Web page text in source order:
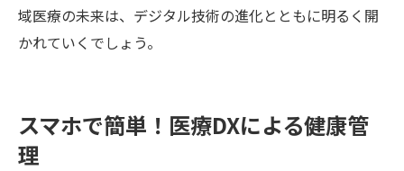
域医療の未来は、デジタル技術の進化とともに明るく開
かれていくでしょう。
スマホで簡単！医療DXによる健康管
理